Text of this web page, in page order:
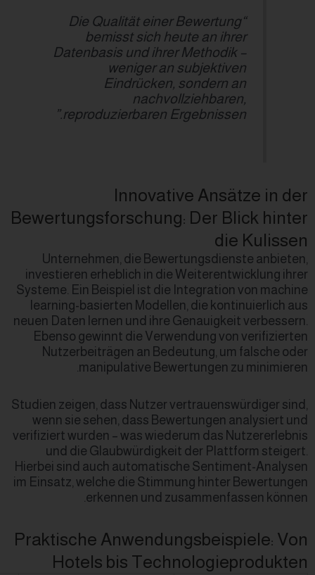
“Die Qualität einer
bemisst sich
Datenbasis und ihrer
weniger an
Eindrücken,
reproduzierbaren
Unternehmen, die
investieren erheblich in die
Systeme. Ein Beispiel ist die
learning-basierten
neuen Daten lernen und ihre
Ebenso gewinnt die
Nutzerbeiträgen an
manipulative
Studien zeigen, dass Nutzer
wenn sie sehen, dass
verifiziert wurden – was
und die
Hierbei sind auch
im Einsatz, welche die
erkennen und
Praktische
Hotels bis